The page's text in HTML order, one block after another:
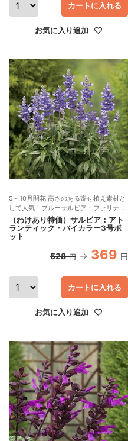
カートに入れる
お気に入り追加
5～10月開花 高さのある寄せ植え素材と
して人気！ブルーサルビア・ファリナセ
ア（わけあり特価）サルビア：アト
ランティック・バイカラー3号ポ
ット
528 円 369 円
カートに入れる
お気に入り追加